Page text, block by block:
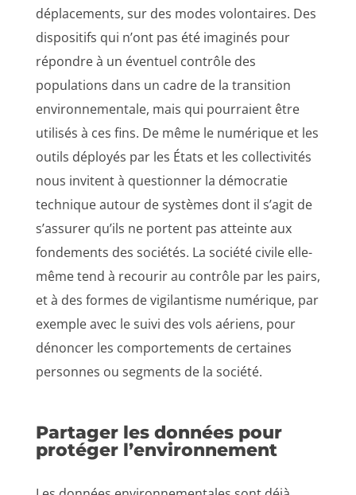
déplacements, sur des modes volontaires. Des
dispositifs qui n’ont pas été imaginés pour
répondre à un éventuel contrôle des
populations dans un cadre de la transition
environnementale, mais qui pourraient être
utilisés à ces fins. De même le numérique et les
outils déployés par les États et les collectivités
nous invitent à questionner la démocratie
technique autour de systèmes dont il s’agit de
s’assurer qu’ils ne portent pas atteinte aux
fondements des sociétés. La société civile elle-
même tend à recourir au contrôle par les pairs,
et à des formes de vigilantisme numérique, par
exemple avec le suivi des vols aériens, pour
dénoncer les comportements de certaines
personnes ou segments de la société.
Partager les données pour
protéger l’environnement